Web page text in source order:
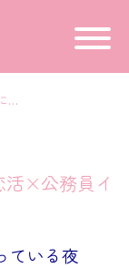
あなたの理想の相手はここに？恋活×公務員イベント
活×公務員イ
ている夜